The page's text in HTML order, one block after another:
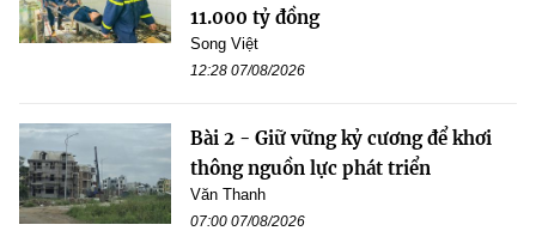
11.000 tỷ đồng
Song Việt
12:28 07/08/2026
Bài 2 - Giữ vững kỷ cương để khơi
thông nguồn lực phát triển
Văn Thanh
07:00 07/08/2026